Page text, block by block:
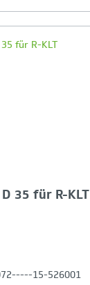
ist voll
35 für R-KLT
15-526001